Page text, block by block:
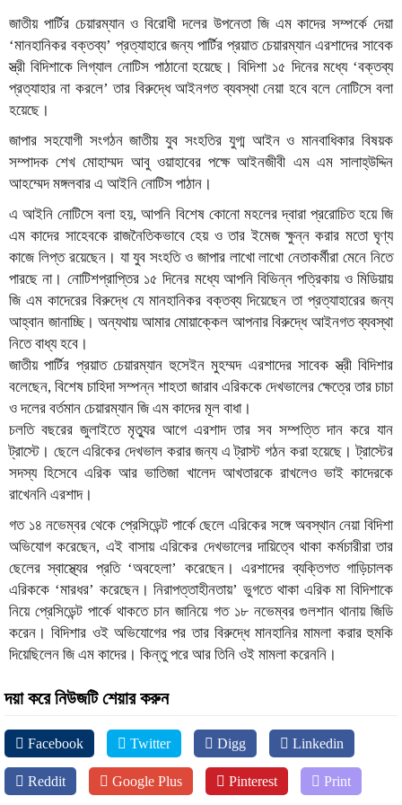
জাতীয় পার্টির চেয়ারম্যান ও বিরোধী দলের উপনেতা জি এম কাদের সম্পর্কে দেয়া
‘মানহানিকর বক্তব্য’ প্রত্যাহারে জন্য পার্টির প্রয়াত চেয়ারম্যান এরশাদের সাবেক
স্ত্রী বিদিশাকে লিগ্যাল নোটিস পাঠানো হয়েছে। বিদিশা ১৫ দিনের মধ্যে ‘বক্তব্য
প্রত্যাহার না করলে’ তার বিরুদ্ধে আইনগত ব্যবস্থা নেয়া হবে বলে নোটিসে বলা
হয়েছে।
জাপার সহযোগী সংগঠন জাতীয় যুব সংহতির যুগ্ম আইন ও মানবাধিকার বিষয়ক
সম্পাদক শেখ মোহাম্মদ আবু ওয়াহাবের পক্ষে আইনজীবী এম এম সালাহ্উদ্দিন
আহম্মেদ মঙ্গলবার এ আইনি নোটিস পাঠান।
এ আইনি নোটিসে বলা হয়, আপনি বিশেষ কোনো মহলের দ্বারা প্ররোচিত হয়ে জি
এম কাদের সাহেবকে রাজনৈতিকভাবে হেয় ও তার ইমেজ ক্ষুন্ন করার মতো ঘৃণ্য
কাজে লিপ্ত রয়েছেন। যা যুব সংহতি ও জাপার লাখো লাখো নেতাকর্মীরা মেনে নিতে
পারছে না। নোটিশপ্রাপ্তির ১৫ দিনের মধ্যে আপনি বিভিন্ন পত্রিকায় ও মিডিয়ায়
জি এম কাদেরের বিরুদ্ধে যে মানহানিকর বক্তব্য দিয়েছেন তা প্রত্যাহারের জন্য
আহ্বান জানাচ্ছি। অন্যথায় আমার মোয়াক্কেল আপনার বিরুদ্ধে আইনগত ব্যবস্থা
নিতে বাধ্য হবে।
জাতীয় পার্টির প্রয়াত চেয়ারম্যান হুসেইন মুহম্মদ এরশাদের সাবেক স্ত্রী বিদিশার
বলেছেন, বিশেষ চাহিদা সম্পন্ন শাহতা জারাব এরিককে দেখভালের ক্ষেত্রে তার চাচা
ও দলের বর্তমান চেয়ারম্যান জি এম কাদের মূল বাধা।
চলতি বছরের জুলাইতে মৃত্যুর আগে এরশাদ তার সব সম্পত্তি দান করে যান
ট্রাস্টে। ছেলে এরিকের দেখভাল করার জন্য এ ট্রাস্ট গঠন করা হয়েছে। ট্রাস্টের
সদস্য হিসেবে এরিক আর ভাতিজা খালেদ আখতারকে রাখলেও ভাই কাদেরকে
রাখেননি এরশাদ।
গত ১৪ নভেম্বর থেকে প্রেসিডেন্ট পার্কে ছেলে এরিকের সঙ্গে অবস্থান নেয়া বিদিশা
অভিযোগ করেছেন, এই বাসায় এরিকের দেখভালের দায়িত্বে থাকা কর্মচারীরা তার
ছেলের স্বাস্থ্যের প্রতি ‘অবহেলা’ করেছেন। এরশাদের ব্যক্তিগত গাড়িচালক
এরিককে ‘মারধর’ করেছেন। নিরাপত্তাহীনতায়’ ভুগতে থাকা এরিক মা বিদিশাকে
নিয়ে প্রেসিডেন্ট পার্কে থাকতে চান জানিয়ে গত ১৮ নভেম্বর গুলশান থানায় জিডি
করেন। বিদিশার ওই অভিযোগের পর তার বিরুদ্ধে মানহানির মামলা করার হুমকি
দিয়েছিলেন জি এম কাদের। কিন্তু পরে আর তিনি ওই মামলা করেননি।
দয়া করে নিউজটি শেয়ার করুন
Facebook Twitter Digg Linkedin
Reddit Google Plus Pinterest Print